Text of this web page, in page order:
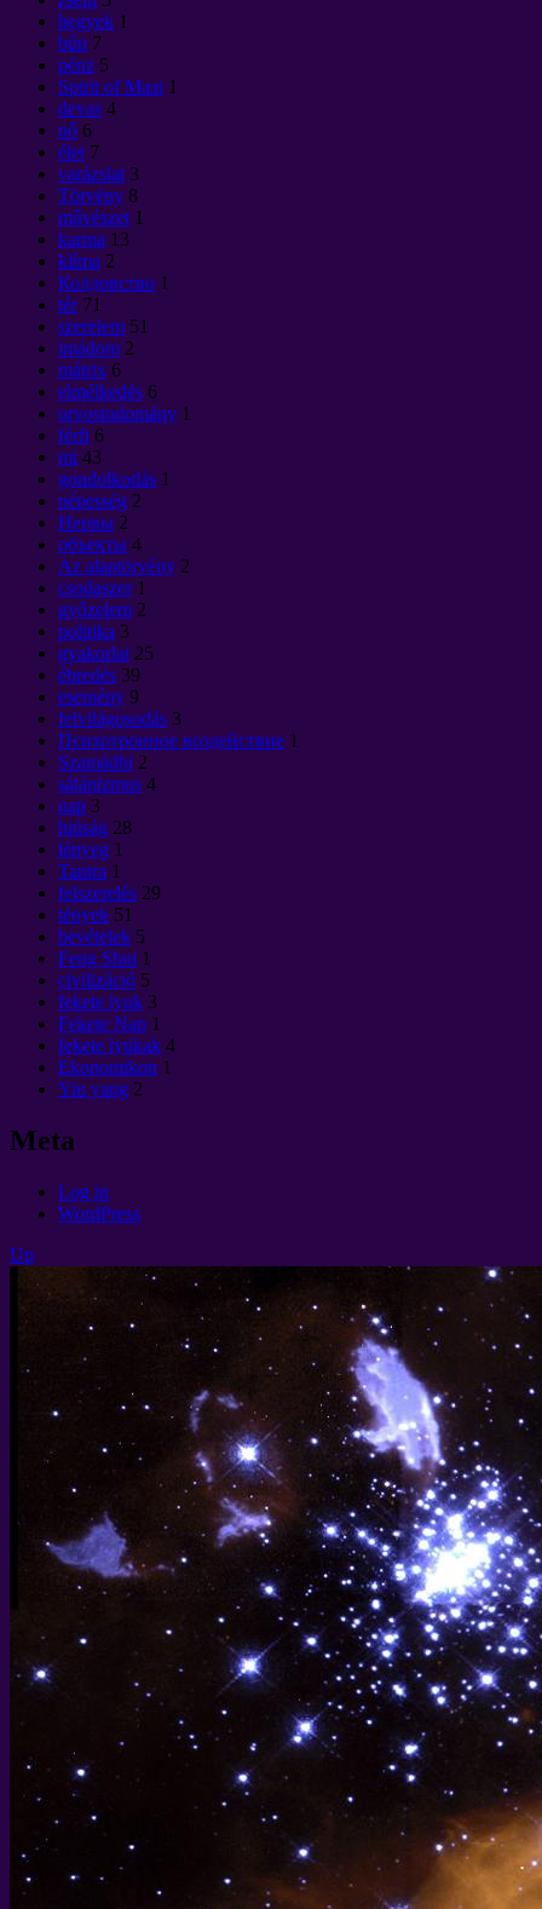
hegyek 1
bűn 7
pénz 5
Spirit of Maat 1
devas 4
nő 6
élet 7
varázslat 3
Törvény 8
művészet 1
karma 13
klíma 2
Колдовство 1
tér 71
szerelem 51
imádom 2
mátrix 6
elmélkedés 6
orvostudomány 1
férfi 6
mi 43
gondolkodás 1
népesség 2
Нервы 2
объекты 4
Az alaptörvény 2
csodaszer 1
győzelem 2
politika 3
gyakorlat 25
ébredés 39
esemény 9
felvilágosodás 3
Психотронное воздействие 1
Szamádhi 2
sátánizmus 4
nap 3
hiúság 28
lényeg 1
Tantra 1
felszerelés 29
tények 51
bevételek 5
Feng Shui 1
civilizáció 5
fekete lyuk 3
Fekete Nap 1
fekete lyukak 4
Ekonomikon 1
Yin yang 2
Meta
Log in
WordPress
Up